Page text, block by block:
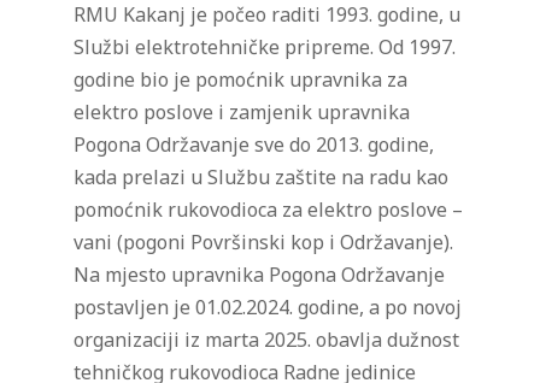
RMU Kakanj je počeo raditi 1993. godine, u
Službi elektrotehničke pripreme. Od 1997.
godine bio je pomoćnik upravnika za
elektro poslove i zamjenik upravnika
Pogona Održavanje sve do 2013. godine,
kada prelazi u Službu zaštite na radu kao
pomoćnik rukovodioca za elektro poslove –
vani (pogoni Površinski kop i Održavanje).
Na mjesto upravnika Pogona Održavanje
postavljen je 01.02.2024. godine, a po novoj
organizaciji iz marta 2025. obavlja dužnost
tehničkog rukovodioca Radne jedinice